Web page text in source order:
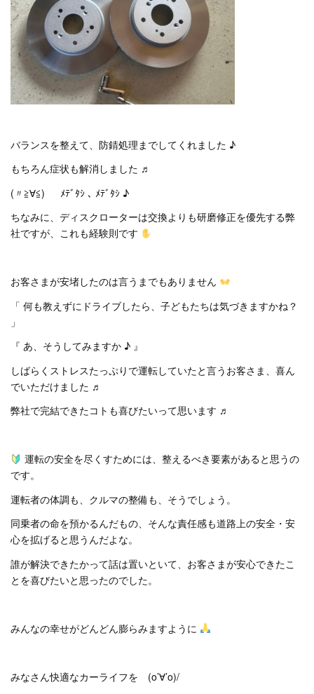
バランスを整えて、防錆処理までしてくれました ♪
もちろん症状も解消しました ♬
(〃≧∀≦)ゞ ﾒﾃﾞﾀｼ ､ ﾒﾃﾞﾀｼ ♪
ちなみに、ディスクローターは交換よりも研磨修正を優先する弊
社ですが、これも経験則です
お客さまが安堵したのは言うまでもありません
「 何も教えずにドライブしたら、子どもたちは気づきますかね？
」
『 あ、そうしてみますか ♪ 』
しばらくストレスたっぷりで運転していたと言うお客さま、喜ん
でいただけました ♬
弊社で完結できたコトも喜びたいって思います ♬
運転の安全を尽くすためには、整えるべき要素があると思うの
です。
運転者の体調も、クルマの整備も、そうでしょう。
同乗者の命を預かるんだもの、そんな責任感も道路上の安全・安
心を拡げると思うんだよな。
誰が解決できたかって話は置いといて、お客さまが安心できたこ
とを喜びたいと思ったのでした。
みんなの幸せがどんどん膨らみますように
みなさん快適なカーライフを (o’∀’o)/